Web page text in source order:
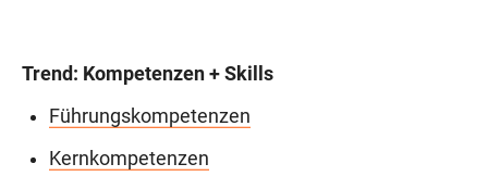
Trend: Kompetenzen + Skills
Führungskompetenzen
Kernkompetenzen